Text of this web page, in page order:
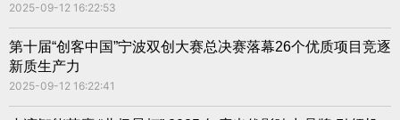
2025-09-12 16:22:53
第十届“创客中国”宁波双创大赛总决赛落幕26个优质项目竞逐
新质生产力
2025-09-12 16:22:41